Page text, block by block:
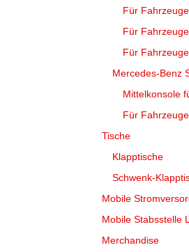
Für
Für
Für
Mercedes-Benz
Mittelkonsole
Für
Tische
Klapptische
Schwenk-
Mobile
Mobile Stabsstelle
Merchandise